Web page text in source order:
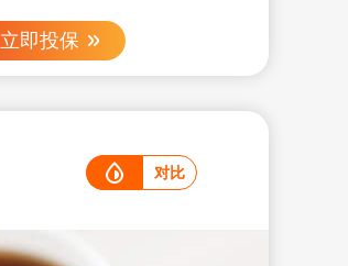
立即投保
对比